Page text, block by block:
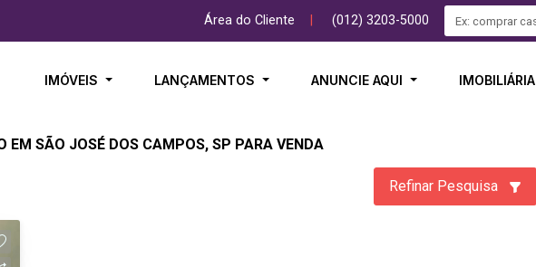
Área do Cliente (012) 3203-5000
IMÓVEIS LANÇAMENTOS ANUNCIE AQUI IMOBILIÁRIA
EM SÃO JOSÉ DOS CAMPOS, SP PARA VENDA
Refinar Pesquisa